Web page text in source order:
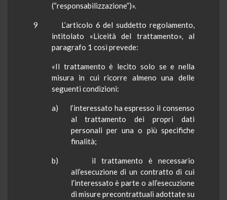
(“responsabilizzazione”)».
9 L’articolo 6 del suddetto regolamento,
intitolato «Liceità del trattamento», al
paragrafo 1 così prevede:
«Il trattamento è lecito solo se e nella
misura in cui ricorre almeno una delle
seguenti condizioni:
a) l’interessato ha espresso il consenso
al trattamento dei propri dati
personali per una o più specifiche
finalità;
b) il trattamento è necessario
all’esecuzione di un contratto di cui
l’interessato è parte o all’esecuzione
di misure precontrattuali adottate su